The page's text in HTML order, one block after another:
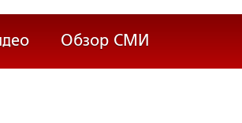
Обзор СМИ